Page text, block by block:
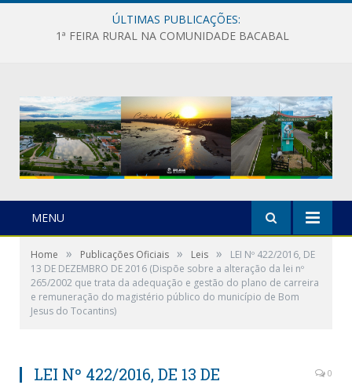
ÚLTIMAS PUBLICAÇÕES:
1ª FEIRA RURAL NA COMUNIDADE BACABAL
MENU
Home » Publicações Oficiais » Leis »
LEI Nº 422/2016, DE
13 DE DEZEMBRO DE 2016 (Dispõe sobre a alteração da lei nº
265/2002 que trata da adequação e gestão do plano de carreira
e remuneração do magistério público do município de Bom
Jesus do Tocantins)
LEI Nº 422/2016, DE 13 DE
0